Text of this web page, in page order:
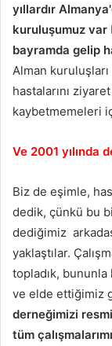
yıllardır
kuruluşumuz var
bayramda gelip
Alman
hastalarını
kaybetmemeleri
Ve 2001 yılında
Biz de eşimle,
dedik, çünkü bu
dediğimiz
yaklaştılar.
topladık,
ve elde ettiğimiz
derneğimizi
tüm